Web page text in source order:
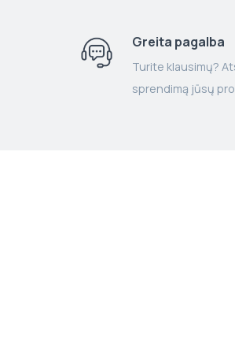
Greita pagalba
Turite klausimų?
sprendimą jūsų